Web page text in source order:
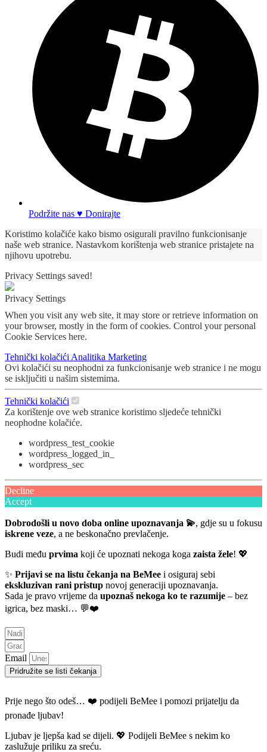
Podržite nas ♥ Donirajte
Koristimo kolačiće kako bismo osigurali pravilno funkcionisanje
naše web stranice. Nastavkom korištenja web stranice pristajete na
njihovu upotrebu.
Privacy Settings saved!
Privacy Settings
When you visit any web site, it may store or retrieve information on
your browser, mostly in the form of cookies. Control your personal
Cookie Services here.
Tehnički kolačići Analitika Marketing
Ovi kolačići su neophodni za funkcionisanje web stranice i ne mogu
se isključiti u našim sistemima.
Tehnički kolačići
Za korištenje ove web stranice koristimo sljedeće tehnički
neophodne kolačiće.
wordpress_test_cookie
wordpress_logged_in_
wordpress_sec
Decline
Accept
Dobrodošli u novo doba online upoznavanja 💫, gdje su u fokusu
iskrene veze, a ne beskonačno prevlačenje.
Budi među prvima koji će upoznati nekoga koga zaista žele! 💖
✨ Prijavi se na listu čekanja na BeMee i osiguraj sebi
ekskluzivan rani pristup novoj generaciji upoznavanja.
Sada je pravo vrijeme da upoznaš nekoga ko te razumije – bez
igrica, bez maski… 💬❤️
Email
Pridružite se listi čekanja
Prije nego što odeš… ❤️ podijeli BeMee i pomozi prijatelju da
pronađe ljubav!
Ljubav je ljepša kad se dijeli. 💖 Podijeli BeMee s nekim ko
zaslužuje priliku za sreću.